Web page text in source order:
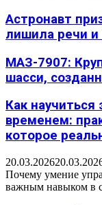
Астронавт
лишила речи и
МАЗ-7907:
шасси,
Как
временем:
которое
20.03.2026
Почему умение
важным навыком в